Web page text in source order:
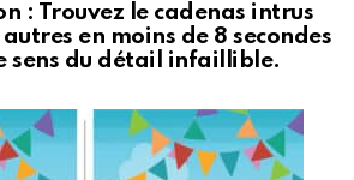
: Trouvez le cadenas intrus
en moins de 8 secondes
sens du détail infaillible.